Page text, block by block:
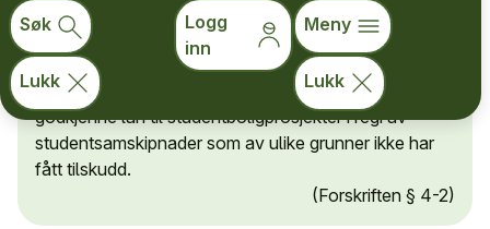
Søk
Lukk
Logg
inn
Meny
Lukk
oppgradering. Boligene må være eid av
studentsamskipnaden eller studentboligstiftelsen på
tidspunktet for utbetaling av lånet.
Kunnskapsdepartementet kan etter søknad
godkjenne lån til studentboligprosjekter i regi av
studentsamskipnader som av ulike grunner ikke har
fått tilskudd.
(Forskriften § 4-2)